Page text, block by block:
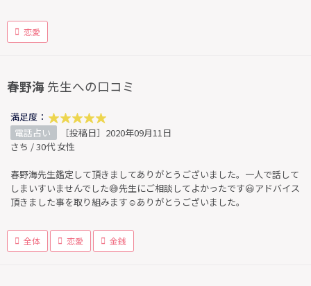
恋愛
春野海 先生への口コミ
満足度：
電話占い
［投稿日］2020年09月11日
さち / 30代 女性
春野海先生鑑定して頂きましてありがとうございました。一人で話して
しまいすいませんでした😅先生にご相談してよかったです😃アドバイス
頂きました事を取り組みます☺️ありがとうございました。
全体 恋愛 金銭